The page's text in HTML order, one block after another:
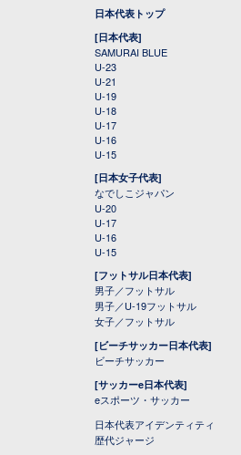
日本代表トップ
[日本代表]
SAMURAI BLUE
U-23
U-21
U-19
U-18
U-17
U-16
U-15
[日本女子代表]
なでしこジャパン
U-20
U-17
U-16
U-15
[フットサル日本代表]
男子／フットサル
男子／U-19フットサル
女子／フットサル
[ビーチサッカー日本代表]
ビーチサッカー
[サッカーe日本代表]
eスポーツ・サッカー
日本代表アイデンティティ
歴代ジャージ